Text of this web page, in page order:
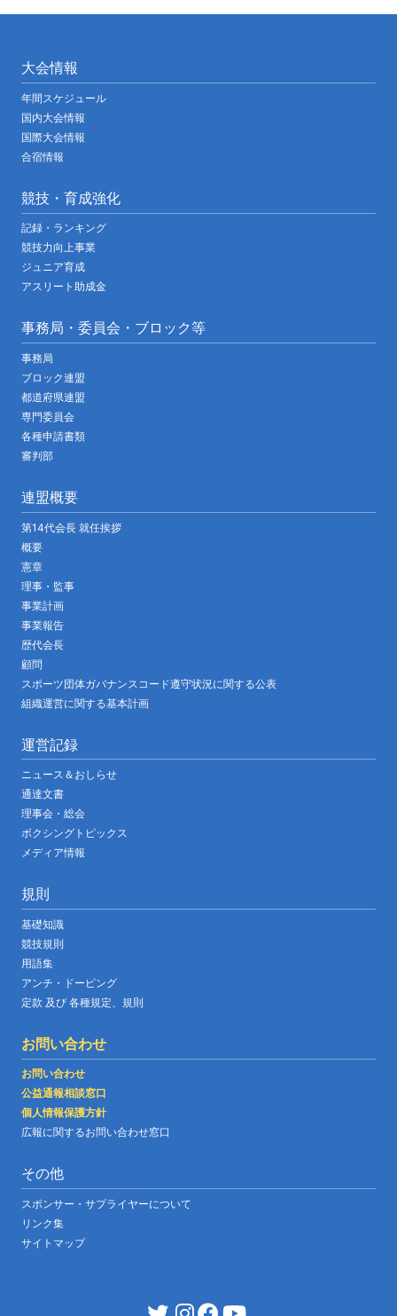
大会情報
年間スケジュール
国内大会情報
国際大会情報
合宿情報
競技・育成強化
記録・ランキング
競技力向上事業
ジュニア育成
アスリート助成金
事務局・委員会・ブロック等
事務局
ブロック連盟
都道府県連盟
専門委員会
各種申請書類
審判部
連盟概要
第14代会長 就任挨拶
概要
憲章
理事・監事
事業計画
事業報告
歴代会長
顧問
スポーツ団体ガバナンスコード遵守状況に関する公表
組織運営に関する基本計画
運営記録
ニュース＆おしらせ
通達文書
理事会・総会
ボクシングトピックス
メディア情報
規則
基礎知識
競技規則
用語集
アンチ・ドーピング
定款 及び 各種規定、規則
お問い合わせ
お問い合わせ
公益通報相談窓口
個人情報保護方針
広報に関するお問い合わせ窓口
その他
スポンサー・サプライヤーについて
リンク集
サイトマップ